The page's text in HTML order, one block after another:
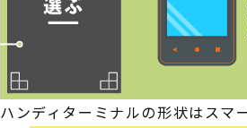
ハンディターミナルの形状はスマ